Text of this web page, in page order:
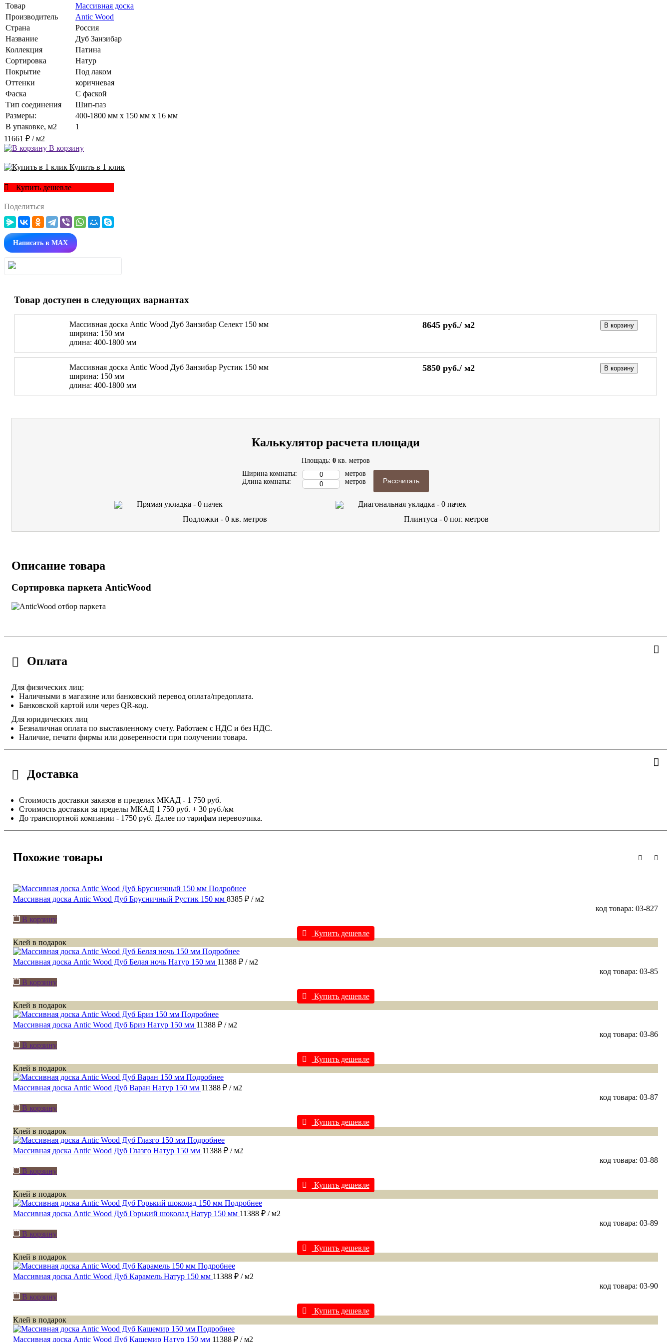
Товар
Массивная доска
Производитель
Antic Wood
Страна
Россия
Название
Дуб Занзибар
Коллекция
Патина
Сортировка
Натур
Покрытие
Под лаком
Оттенки
коричневая
Фаска
С фаской
Тип соединения
Шип-паз
Размеры:
400-1800 мм x 150 мм x 16 мм
В упаковке, м2
1
11661 ₽ / м2
В корзину
Купить в 1 клик
Купить дешевле
Поделиться
Написать в MAX
Товар доступен в следующих вариантах
Массивная доска Antic Wood Дуб Занзибар Селект 150 мм
ширина: 150 мм
длина: 400-1800 мм
8645 руб./ м2 В корзину
Массивная доска Antic Wood Дуб Занзибар Рустик 150 мм
ширина: 150 мм
длина: 400-1800 мм
5850 руб./ м2 В корзину
Калькулятор расчета площади
Площадь: 0 кв. метров
Ширина комнаты:
Длина комнаты:
метров
метров
Рассчитать
Прямая укладка - 0 пачек Диагональная укладка - 0 пачек
Подложки - 0 кв. метров Плинтуса - 0 пог. метров
Описание товара
Сортировка паркета AnticWood
Оплата
Для физических лиц:
Наличными в магазине или банковский перевод оплата/предоплата.
Банковской картой или через QR-код.
Для юридических лиц
Безналичная оплата по выставленному счету. Работаем с НДС и без НДС.
Наличие, печати фирмы или доверенности при получении товара.
Доставка
Стоимость доставки заказов в пределах МКАД - 1 750 руб.
Стоимость доставки за пределы МКАД 1 750 руб. + 30 руб./км
До транспортной компании - 1750 руб. Далее по тарифам перевозчика.
Похожие товары
Подробнее
Массивная доска Antic Wood Дуб Брусничный Рустик 150 мм 8385 ₽ / м2
код товара: 03-827
В корзину
Купить дешевле
Клей в подарок
Подробнее
Массивная доска Antic Wood Дуб Белая ночь Натур 150 мм 11388 ₽ / м2
код товара: 03-85
В корзину
Купить дешевле
Клей в подарок
Подробнее
Массивная доска Antic Wood Дуб Бриз Натур 150 мм 11388 ₽ / м2
код товара: 03-86
В корзину
Купить дешевле
Клей в подарок
Подробнее
Массивная доска Antic Wood Дуб Варан Натур 150 мм 11388 ₽ / м2
код товара: 03-87
В корзину
Купить дешевле
Клей в подарок
Подробнее
Массивная доска Antic Wood Дуб Глазго Натур 150 мм 11388 ₽ / м2
код товара: 03-88
В корзину
Купить дешевле
Клей в подарок
Подробнее
Массивная доска Antic Wood Дуб Горький шоколад Натур 150 мм 11388 ₽ / м2
код товара: 03-89
В корзину
Купить дешевле
Клей в подарок
Подробнее
Массивная доска Antic Wood Дуб Карамель Натур 150 мм 11388 ₽ / м2
код товара: 03-90
В корзину
Купить дешевле
Клей в подарок
Подробнее
Массивная доска Antic Wood Дуб Кашемир Натур 150 мм 11388 ₽ / м2